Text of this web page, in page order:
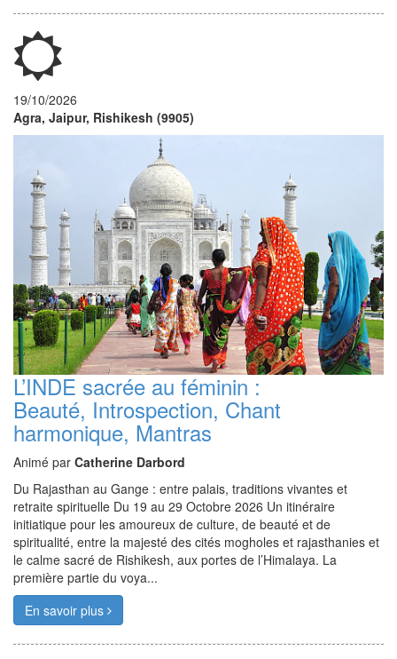
19/10/2026
Agra, Jaipur, Rishikesh (9905)
L’INDE sacrée au féminin :
Beauté, Introspection, Chant
harmonique, Mantras
Animé par Catherine Darbord
Du Rajasthan au Gange : entre palais, traditions vivantes et
retraite spirituelle Du 19 au 29 Octobre 2026 Un itinéraire
initiatique pour les amoureux de culture, de beauté et de
spiritualité, entre la majesté des cités mogholes et rajasthanies et
le calme sacré de Rishikesh, aux portes de l’Himalaya. La
première partie du voya...
En savoir plus